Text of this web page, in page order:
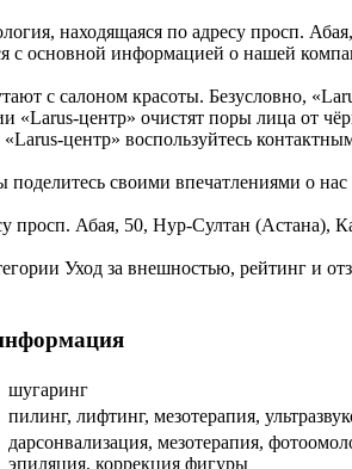
находящаяся по адресу просп.
с основной информацией о нашей
с салоном красоты. Безусловно,
«Larus-центр» очистят поры лица от
«Larus-центр» воспользуйтесь
своими впечатлениями о
просп. Абая, 50, Нур-Султан (Астана),
Уход за внешностью, рейтинг и
шугаринг
пилинг, лифтинг, мезотерапия,
дарсонвализация, мезотерапия,
эпиляция, коррекция фигуры